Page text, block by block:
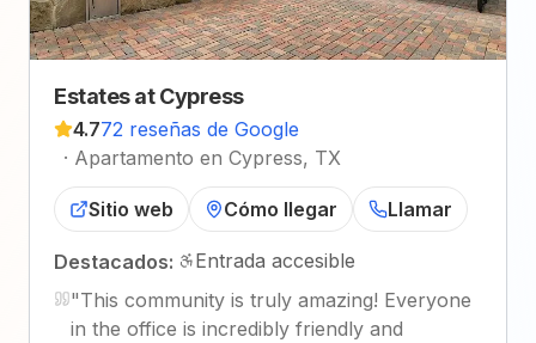
Estates at Cypress
4.772 reseñas de Google
· Apartamento en Cypress, TX
Sitio web Cómo llegar Llamar
Destacados:
Entrada accesible
"This community is truly amazing! Everyone
in the office is incredibly friendly and